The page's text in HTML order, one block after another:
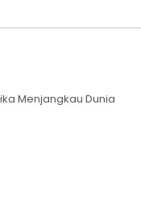
Menjangkau Dunia